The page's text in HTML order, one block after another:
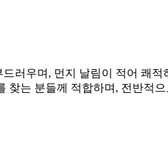
러우며, 먼지 날림이 적어 쾌적
는 분들께 적합하며, 전반적